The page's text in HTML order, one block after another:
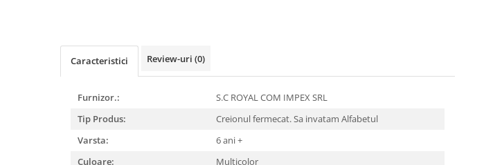
MedConnect
Medicina & Farmacie
Caracteristici Review-uri (0)
Furnizor.:
S.C ROYAL COM IMPEX SRL
Tip Produs:
Creionul fermecat. Sa invatam Alfabetul
Varsta:
6 ani +
Culoare:
Multicolor